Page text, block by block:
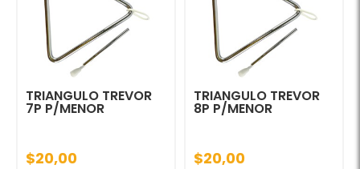
TRIANGULO TREVOR
7P P/MENOR
$20,00
TRIANGULO TREVOR
8P P/MENOR
$20,00